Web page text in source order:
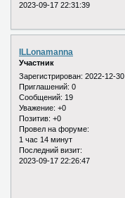
2023-09-17 22:31:39
ILLonamanna
Участник
Зарегистрирован: 2022-12-30
Приглашений: 0
Сообщений: 19
Уважение: +0
Позитив: +0
Провел на форуме:
1 час 14 минут
Последний визит:
2023-09-17 22:26:47